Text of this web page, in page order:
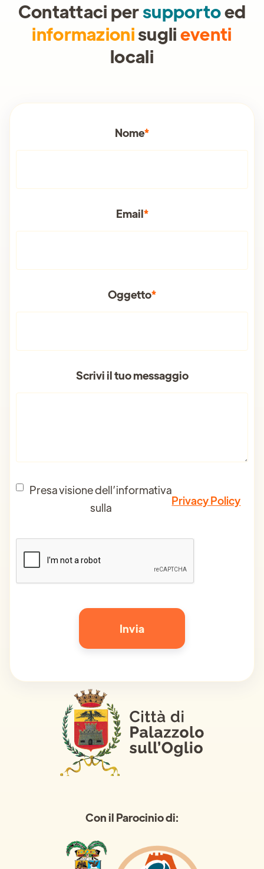
Contattaci persupportoed
informazionisuglieventi
locali
Nome*
Email*
Oggetto*
Scrivi il tuo messaggio
Presa visione dell’informativa
sulla
Privacy Policy
Con il Parocinio di: